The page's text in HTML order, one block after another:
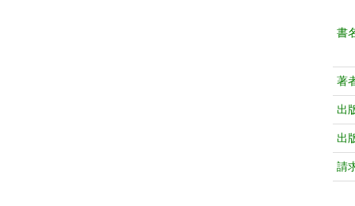
書
著
出
出
請